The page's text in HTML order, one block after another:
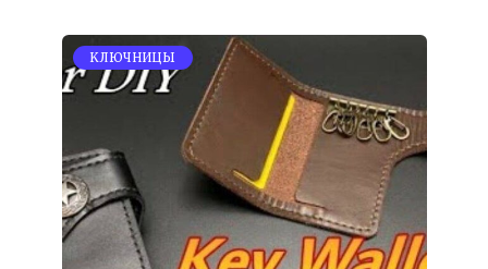
KЛЮЧНИЦЫ